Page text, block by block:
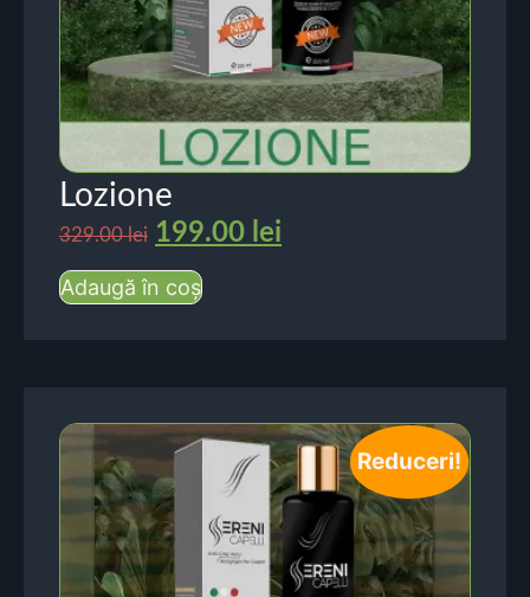
Lozione
329.00lei 199.00 lei
Adaugă în coș
Reduceri!